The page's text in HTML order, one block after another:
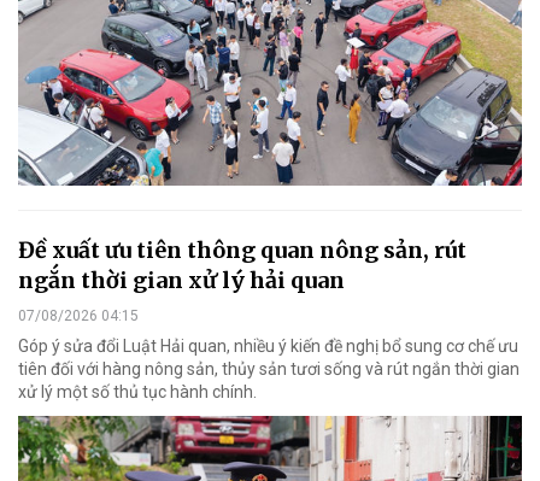
Đề xuất ưu tiên thông quan nông sản, rút
ngắn thời gian xử lý hải quan
07/08/2026 04:15
Góp ý sửa đổi Luật Hải quan, nhiều ý kiến đề nghị bổ sung cơ chế ưu
tiên đối với hàng nông sản, thủy sản tươi sống và rút ngắn thời gian
xử lý một số thủ tục hành chính.